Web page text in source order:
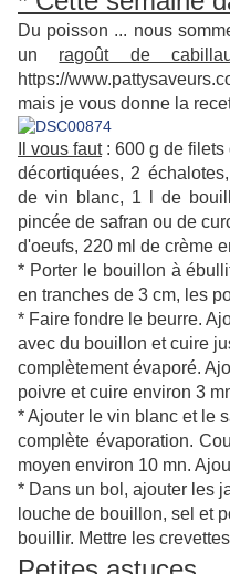
Du poisson ... nous
un ragoût de
https://
mais je vous donne la
Il vous faut: 600 g de filets
décortiquées, 2
de vin blanc, 1 l de
pincée de safran ou de
d'oeufs, 220 ml de crème
* Porter le bouillon à
en tranches de 3 cm, les
* Faire fondre le beurre.
avec du bouillon et cuire
complètement évaporé.
poivre et cuire environ 3
* Ajouter le vin blanc et le
complète évaporation.
moyen environ 10 mn.
* Dans un bol, ajouter les
louche de bouillon, sel et
bouillir. Mettre les